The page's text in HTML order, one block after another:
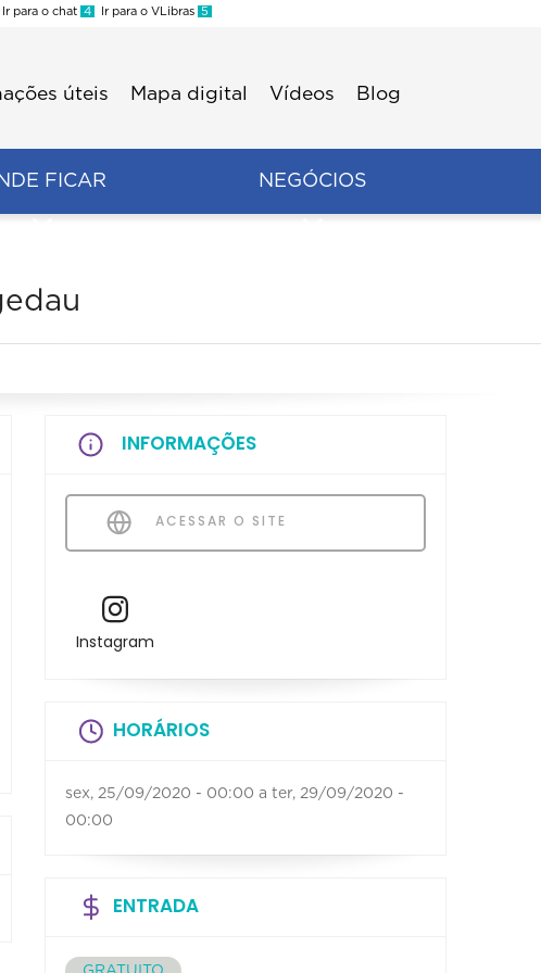
Ir para o chat 4 Ir para o VLibras 5
úteis Mapa digital Vídeos Blog
FICAR NEGÓCIOS
INFORMAÇÕES
ACESSAR O SITE
Instagram
HORÁRIOS
sex, 25/09/2020 - 00:00 a ter, 29/09/2020 -
00:00
ENTRADA